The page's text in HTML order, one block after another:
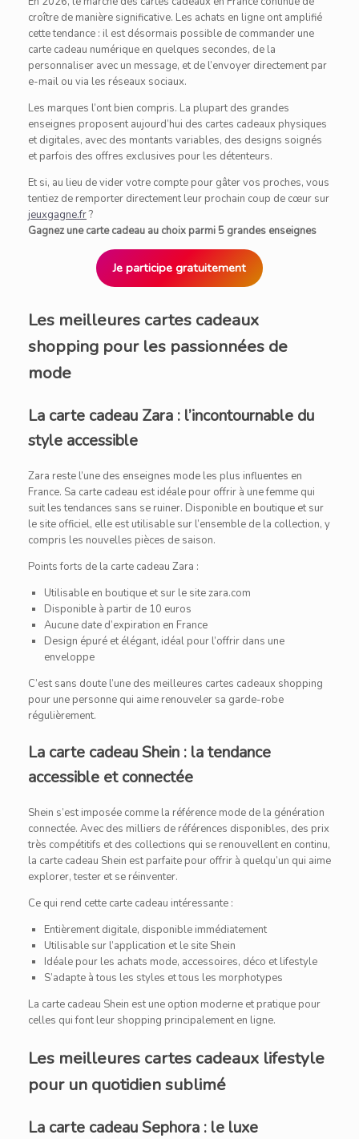
croître de manière significative. Les achats en ligne ont amplifié
cette tendance : il est désormais possible de commander une
carte cadeau numérique en quelques secondes, de la
personnaliser avec un message, et de l’envoyer directement par
e-mail ou via les réseaux sociaux.
Les marques l’ont bien compris. La plupart des grandes
enseignes proposent aujourd’hui des cartes cadeaux physiques
et digitales, avec des montants variables, des designs soignés
et parfois des offres exclusives pour les détenteurs.
Et si, au lieu de vider votre compte pour gâter vos proches, vous
tentiez de remporter directement leur prochain coup de cœur sur
jeuxgagne.fr?
Gagnez une carte cadeau au choix parmi 5 grandes enseignes
Je participe gratuitement
Les meilleures cartes cadeaux
shopping pour les passionnées de
mode
La carte cadeau Zara : l’incontournable du
style accessible
Zara reste l’une des enseignes mode les plus influentes en
France. Sa carte cadeau est idéale pour offrir à une femme qui
suit les tendances sans se ruiner. Disponible en boutique et sur
le site officiel, elle est utilisable sur l’ensemble de la collection, y
compris les nouvelles pièces de saison.
Points forts de la carte cadeau Zara :
Utilisable en boutique et sur le site zara.com
Disponible à partir de 10 euros
Aucune date d’expiration en France
Design épuré et élégant, idéal pour l’offrir dans une
enveloppe
C’est sans doute l’une des meilleures cartes cadeaux shopping
pour une personne qui aime renouveler sa garde-robe
régulièrement.
La carte cadeau Shein : la tendance
accessible et connectée
Shein s’est imposée comme la référence mode de la génération
connectée. Avec des milliers de références disponibles, des prix
très compétitifs et des collections qui se renouvellent en continu,
la carte cadeau Shein est parfaite pour offrir à quelqu’un qui aime
explorer, tester et se réinventer.
Ce qui rend cette carte cadeau intéressante :
Entièrement digitale, disponible immédiatement
Utilisable sur l’application et le site Shein
Idéale pour les achats mode, accessoires, déco et lifestyle
S’adapte à tous les styles et tous les morphotypes
La carte cadeau Shein est une option moderne et pratique pour
celles qui font leur shopping principalement en ligne.
Les meilleures cartes cadeaux lifestyle
pour un quotidien sublimé
La carte cadeau Sephora : le luxe